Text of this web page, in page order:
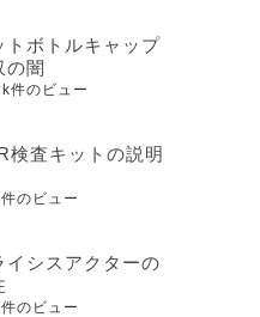
トボトルキャップ
の闇
件のビュー
検査キットの説明
のビュー
イシスアクターの
のビュー